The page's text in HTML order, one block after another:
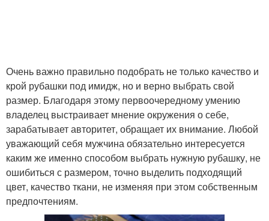
Очень важно правильно подобрать не только качество и
крой рубашки под имидж, но и верно выбрать свой
размер. Благодаря этому первоочередному умению
владелец выстраивает мнение окружения о себе,
зарабатывает авторитет, обращает их внимание. Любой
уважающий себя мужчина обязательно интересуется
каким же именно способом выбрать нужную рубашку, не
ошибиться с размером, точно выделить подходящий
цвет, качество ткани, не изменяя при этом собственным
предпочтениям.